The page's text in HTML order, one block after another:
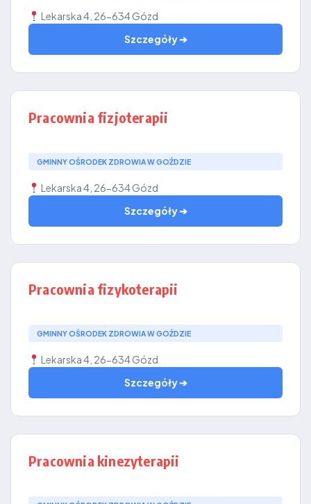
Lekarska 4, 26-634 Gózd
Szczegóły ➔
Pracownia fizjoterapii
GMINNY OŚRODEK ZDROWIA W GOŹDZIE
Lekarska 4, 26-634 Gózd
Szczegóły ➔
Pracownia fizykoterapii
GMINNY OŚRODEK ZDROWIA W GOŹDZIE
Lekarska 4, 26-634 Gózd
Szczegóły ➔
Pracownia kinezyterapii